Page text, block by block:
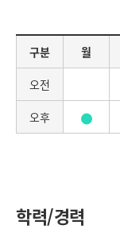
별
료
정
구분 월
오전
오후
학력/경력